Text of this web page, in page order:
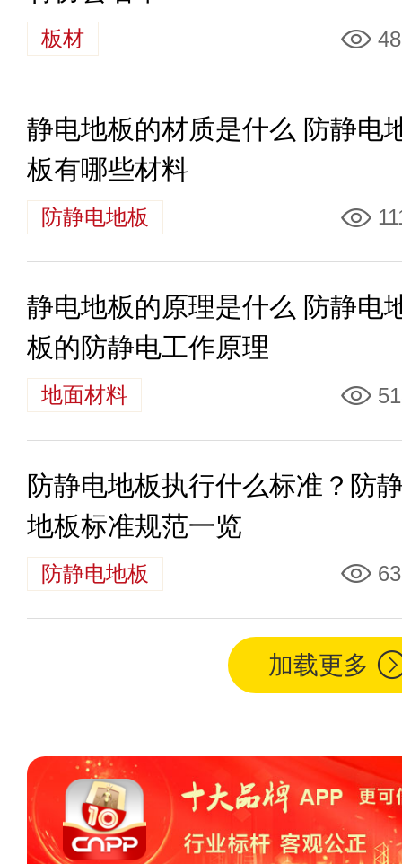
板材
静电地板的材质是什么 防静电
板有哪些材料
防静电地板
静电地板的原理是什么 防静电
板的防静电工作原理
地面材料
防静电地板执行什么标准？防
地板标准规范一览
防静电地板
加载更多